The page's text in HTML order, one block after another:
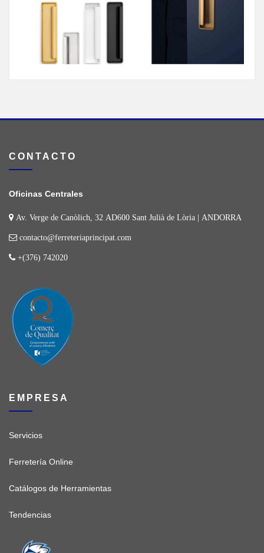
CONTACTO
Oficinas Centrales
Av. Verge de Canòlich, 32 AD600 Sant Julià de Lòria | ANDORRA
contacto@ferreteriaprincipat.com
+(376) 742020
EMPRESA
Servicios
Ferretería Online
Catálogos de Herramientas
Tendencias